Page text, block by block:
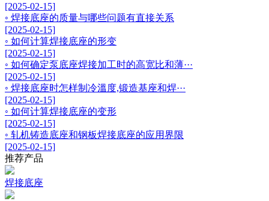
[2025-02-15]
◦ 焊接底座的质量与哪些问题有直接关系
[2025-02-15]
◦ 如何计算焊接底座的形变
[2025-02-15]
◦ 如何确定泵底座焊接加工时的高宽比和薄···
[2025-02-15]
◦ 焊接底座时怎样制冷溫度,锻造基座和焊···
[2025-02-15]
◦ 如何计算焊接底座的变形
[2025-02-15]
◦ 轧机铸造底座和钢板焊接底座的应用界限
[2025-02-15]
推荐产品
焊接底座